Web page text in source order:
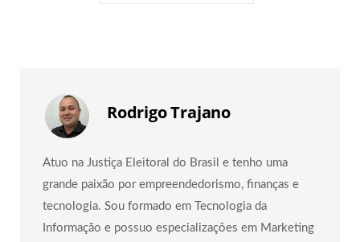
Rodrigo Trajano
Atuo na Justiça Eleitoral do Brasil e tenho uma
grande paixão por empreendedorismo, finanças e
tecnologia. Sou formado em Tecnologia da
Informação e possuo especializações em Marketing